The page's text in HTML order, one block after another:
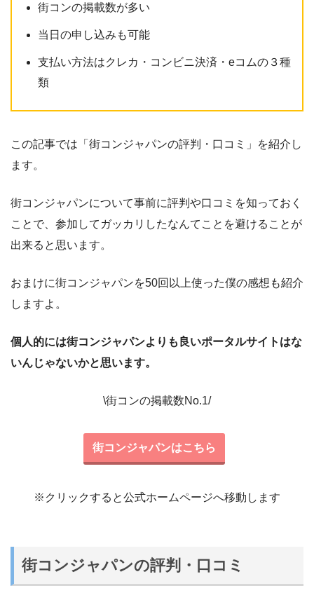
街コンの掲載数が多い
当日の申し込みも可能
支払い方法はクレカ・コンビニ決済・eコムの３種
類
この記事では「街コンジャパンの評判・口コミ」を紹介し
ます。
街コンジャパンについて事前に評判や口コミを知っておく
ことで、参加してガッカリしたなんてことを避けることが
出来ると思います。
おまけに街コンジャパンを50回以上使った僕の感想も紹介
しますよ。
個人的には街コンジャパンよりも良いポータルサイトはな
いんじゃないかと思います。
\街コンの掲載数No.1/
街コンジャパンはこちら
※クリックすると公式ホームページへ移動します
街コンジャパンの評判・口コミ